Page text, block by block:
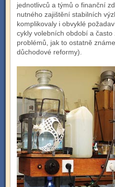
jednotlivců a týmů o finanční
nutného zajištění stabilních
komplikovaly i obvyklé
cykly volebních období a
problémů, jak to ostatně
důchodové reformy).